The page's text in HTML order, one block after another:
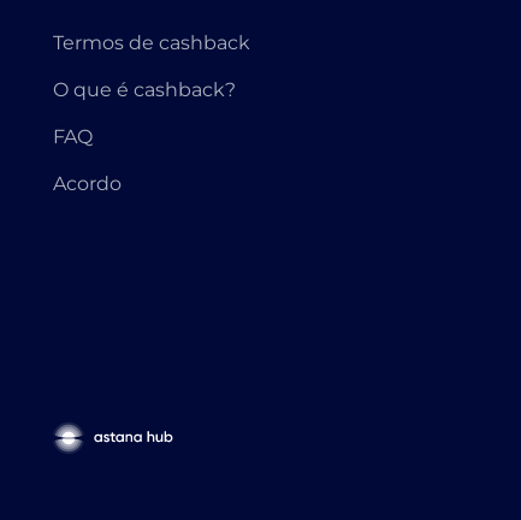
Termos de cashback
O que é cashback?
FAQ
Acordo